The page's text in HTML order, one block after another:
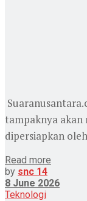
tampaknya akan
dipersiapkan
Read more
by snc 14
8 June 2026
Teknologi